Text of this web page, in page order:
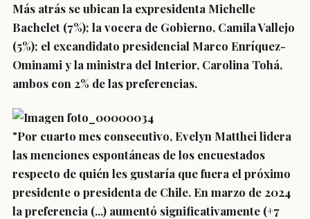
Más atrás se ubican la expresidenta Michelle
Bachelet (7%); la vocera de Gobierno, Camila Vallejo
(5%); el excandidato presidencial Marco Enríquez-
Ominami y la ministra del Interior, Carolina Tohá,
ambos con 2% de las preferencias.
"Por cuarto mes consecutivo, Evelyn Matthei lidera
las menciones espontáneas de los encuestados
respecto de quién les gustaría que fuera el próximo
presidente o presidenta de Chile. En marzo de 2024
la preferencia (...) aumentó significativamente (+7